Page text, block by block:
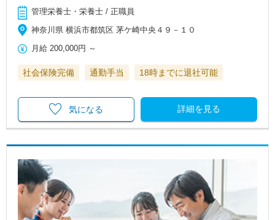
管理栄養士・栄養士 / 正職員
神奈川県 横浜市都筑区 茅ケ崎中央４９－１０
月給 200,000円 ～
社会保険完備 通勤手当 18時までに退社可能
詳細を見る
気になる